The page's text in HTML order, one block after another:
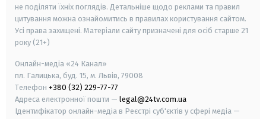
не поділяти їхніх поглядів. Детальніше щодо реклами та правил
цитування можна ознайомитись в правилах користування сайтом.
Усі права захищені. Матеріали сайту призначені для осіб старше 21
року (21+)
Онлайн-медіа «24 Канал»
пл. Галицька, буд. 15, м. Львів, 79008
Телефон +380 (32) 229-77-77
Адреса електронної пошти — legal@24tv.com.ua
Ідентифікатор онлайн-медіа в Реєстрі суб'єктів у сфері медіа —